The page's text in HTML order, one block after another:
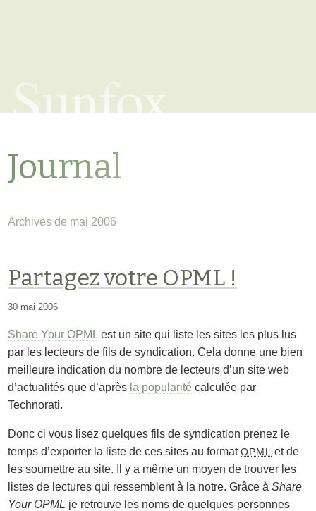
Sunfox
Journal
Archives de mai 2006
Partagez votre OPML !
30 mai 2006
Share Your OPML est un site qui liste les sites les plus lus
par les lecteurs de fils de syndication. Cela donne une bien
meilleure indication du nombre de lecteurs d’un site web
d’actualités que d’après la popularité calculée par
Technorati.
Donc ci vous lisez quelques fils de syndication prenez le
temps d’exporter la liste de ces sites au formatOPML
et de
les soumettre au site. Il y a même un moyen de trouver les
listes de lectures qui ressemblent à la notre. Grâce àShare
Your OPML je retrouve les noms de quelques personnes